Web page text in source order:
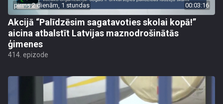
pirms 2 dienām, 1 stundas 00:03:16
Akcijā “Palīdzēsim sagatavoties skolai kopā!”
aicina atbalstīt Latvijas maznodrošinātās
ģimenes
414. epizode